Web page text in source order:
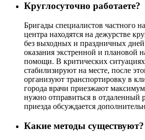
Круглосуточно работаете?
Бригады специалистов частного
центра находятся на дежурстве
без выходных и праздничных
оказания экстренной и плановой
помощи. В критических
стабилизируют на месте, после
организуют транспортировку в
города врачи приезжают
нужно отправиться в отдаленный
приезда обсуждается
Какие методы существуют?